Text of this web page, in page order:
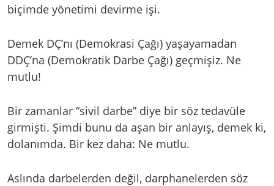
biçimde yönetimi devirme işi.
Demek DÇ’nı (Demokrasi Çağı) yaşayamadan
DDÇ’na (Demokratik Darbe Çağı) geçmişiz. Ne
mutlu!
Bir zamanlar “sivil darbe” diye bir söz tedavüle
girmişti. Şimdi bunu da aşan bir anlayış, demek ki,
dolanımda. Bir kez daha: Ne mutlu.
Aslında darbelerden değil, darphanelerden söz